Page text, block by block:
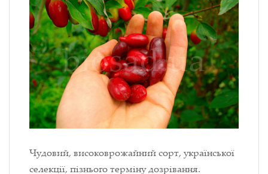
Чудовий, високоврожайний сорт, української
селекції, пізнього терміну дозрівання.